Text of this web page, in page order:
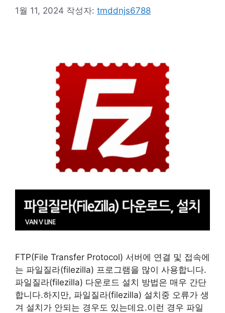
1월 11, 2024 작성자: tmddnjs6788
FTP(File Transfer Protocol) 서버에 연결 및 접속에
는 파일질라(filezilla) 프로그램을 많이 사용합니다.
파일질라(filezilla) 다운로드 설치 방법은 매우 간단
합니다.하지만, 파일질라(filezilla) 설치중 오류가 생
겨 설치가 안되는 경우도 있는데요.이런 경우 파일